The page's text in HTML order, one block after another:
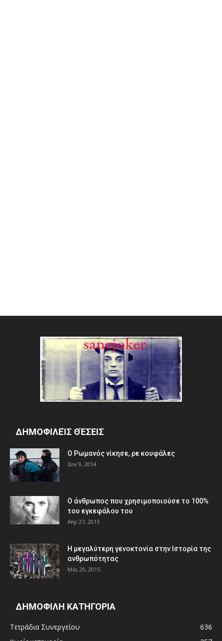
ΔΗΜΟΦΙΛΕΊΣ ΘΈΣΕΙΣ
Ο Ρωμανός νίκησε, ρε κουφάλες
Δεκ 9, 2014
Ο άνθρωπος που χρησιμοποιούσε το 100%
του εγκεφάλου του
Απρ 27, 2013
Η μεγαλύτερη γενοκτονία στην Ιστορία της
ανθρωπότητας
Μάι 29, 2015
ΔΗΜΟΦΙΛΗ ΚΑΤΗΓΟΡΙΑ
Τετράδια Συνεργείου
636